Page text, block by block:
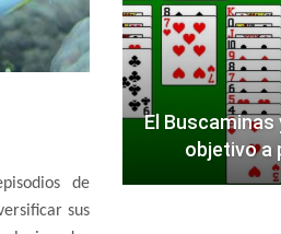
de
sus
El
objetivo a